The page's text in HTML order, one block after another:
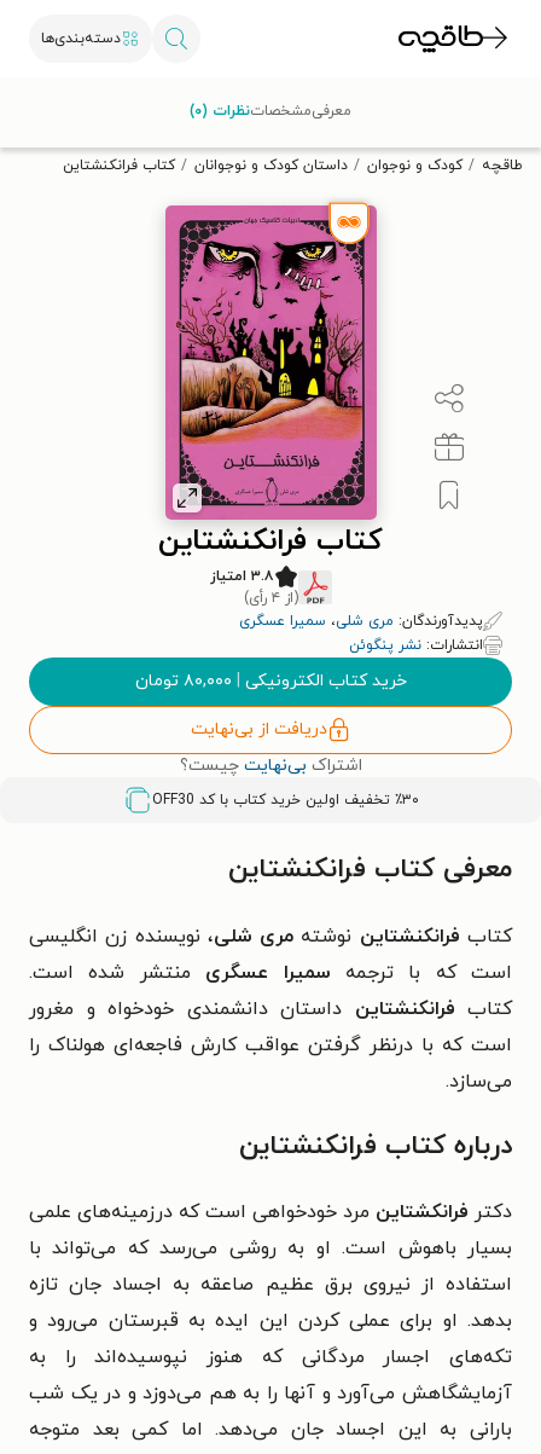
دسته‌بندی‌ها
تخفیف از طاقچه دریافت کن.
طاقچه کودک و نوجوان داستان کودک و نوجوانان کتاب فرانکنشتاین
کتاب فرانکنشتاین
۳.۸ امتیاز
(از ۴ رأی)
پدیدآورندگان: مری شلی، سمیرا عسگری
انتشارات: نشر پنگوئن
خرید کتاب الکترونیکی | ۸۰,۰۰۰ تومان
دریافت از بی‌نهایت
اشتراک بی‌نهایت چیست؟
٪۳۰ تخفیف اولین خرید کتاب با کد OFF30
معرفیمشخصاتنظرات (۰)
معرفی کتاب فرانکنشتاین
کتاب فرانکنشتاین نوشته مری شلی، نویسنده زن انگلیسی
است که با ترجمه سمیرا عسگری منتشر شده است.
کتاب فرانکنشتاین داستان دانشمندی خودخواه و مغرور
است که با درنظر گرفتن عواقب کارش فاجعه‌ای هولناک را
می‌سازد.
درباره کتاب فرانکنشتاین
دکتر فرانکشتاین مرد خودخواهی است که درزمینه‌های علمی
بسیار باهوش است. او به روشی می‌رسد که می‌تواند با
استفاده از نیروی برق عظیم صاعقه به اجساد جان تازه
بدهد. او برای عملی کردن این ایده به قبرستان می‌رود و
تکه‌های اجسار مردگانی که هنوز نپوسیده‌اند را به
آزمایشگاهش می‌آورد و آنها را به هم می‌دوزد و در یک شب
بارانی به این اجساد جان می‌دهد. اما کمی بعد متوجه